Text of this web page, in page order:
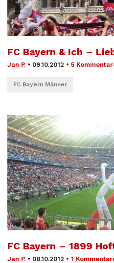
FC Bayern & Ich –
Jan P. • 09.10.2012 • 5
FC Bayern Männer
FC Bayern – 1899
Jan P. • 08.10.2012 • 1